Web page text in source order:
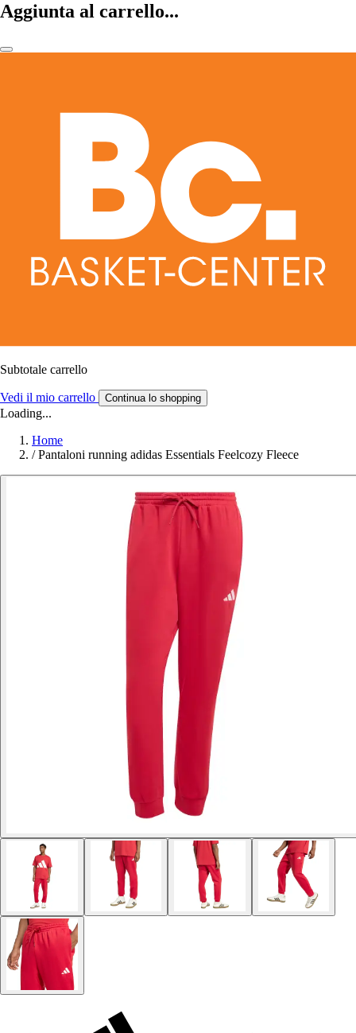
Aggiunta al carrello...
Subtotale carrello
Vedi il mio carrello Continua lo shopping
Loading...
Home
/ Pantaloni running adidas Essentials Feelcozy Fleece